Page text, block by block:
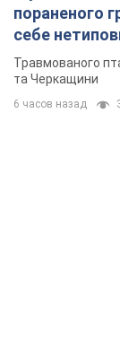
пораненого
себе
Травмованого
та Черкащини
6 часов назад